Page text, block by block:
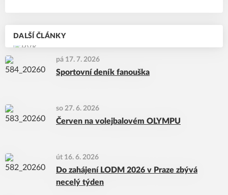
DALŠÍ ČLÁNKY
pá 17. 7. 2026
Sportovní deník fanouška
so 27. 6. 2026
Červen na volejbalovém OLYMPU
út 16. 6. 2026
Do zahájení LODM 2026 v Praze zbývá
necelý týden